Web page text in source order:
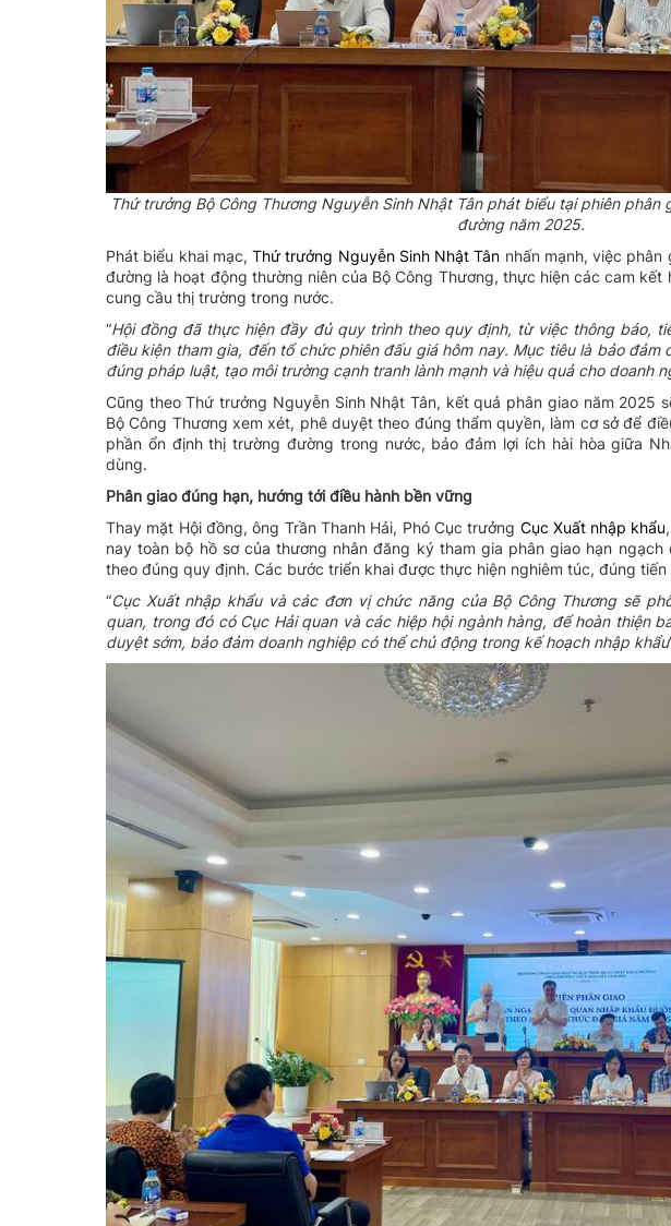
Thứ trưởng Bộ Công Thương Nguyễn Sinh Nhật Tân phát biểu tại phiên phân
đường năm 2025.
Phát biểu khai mạc, Thứ trưởng Nguyễn Sinh Nhật Tân nhấn mạnh, việc phân
đường là hoạt động thường niên của Bộ Công Thương, thực hiện các cam
cung cầu thị trường trong nước.
“Hộiđồng đã thực hiện đầy đủ quy trình theo quy định, từ việc thông báo,
điều kiện tham gia, đến tổ chức phiên đấu giá hôm nay. Mục tiêu là bảo đảm
đúng pháp luật, tạo môi trường cạnh tranh lành mạnh và hiệu quả cho doanh
Cũng theo Thứ trưởng Nguyễn Sinh Nhật Tân, kết quả phân giao năm 2025
Bộ Công Thương xem xét, phê duyệt theo đúng thẩm quyền, làm cơ sở để
phần ổn định thị trường đường trong nước, bảo đảm lợi ích hài hòa giữa
dùng.
Phân giao đúng hạn, hướng tới điều hành bền vững
Thay mặt Hội đồng, ông Trần Thanh Hải, Phó Cục trưởng Cục Xuất nhập khẩu
nay toàn bộ hồ sơ của thương nhân đăng ký tham gia phân giao hạn
theo đúng quy định. Các bước triển khai được thực hiện nghiêm túc, đúng
“CụcXuất nhập khẩu và các đơn vị chức năng của Bộ Công Thương sẽ
quan, trong đó có Cục Hải quan và các hiệp hội ngành hàng, để hoàn thiện
duyệt sớm, bảo đảm doanh nghiệp có thể chủ động trong kế hoạch nhập khẩu